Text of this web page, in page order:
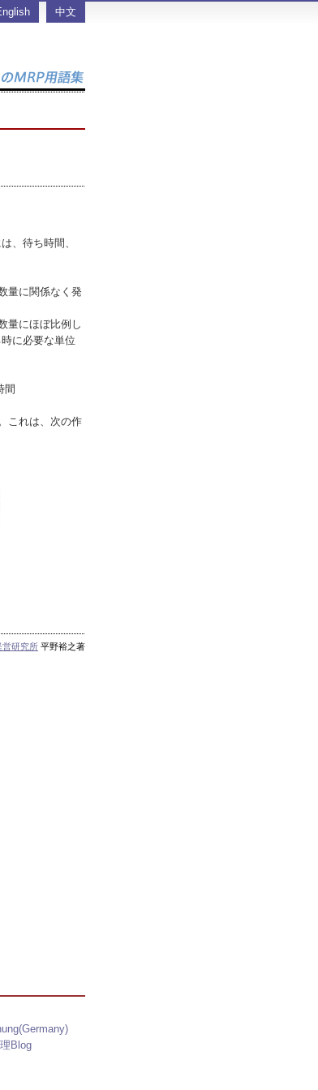
中文
、待ち時間、
量に関係なく発
量にほぼ比例し
に必要な単位
間
これは、次の作
営研究所 平野裕之著
Blog